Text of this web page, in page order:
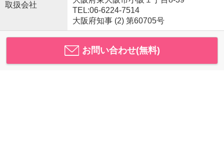
取扱会社
TEL:06-6224-7514
大阪府知事 (2) 第60705号
お問い合わせ(無料)